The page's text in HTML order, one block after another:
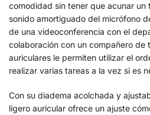
comodidad sin tener que acunar un
sonido amortiguado del micrófono
de una videoconferencia con el
colaboración con un compañero de
auriculares le permiten utilizar el
realizar varias tareas a la vez si es
Con su diadema acolchada y
ligero auricular ofrece un ajuste